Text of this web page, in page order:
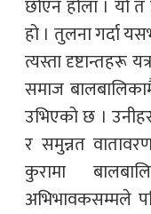
छोएन होला । यो त
हो । तुलना गर्दा
त्यस्ता दृष्टान्तहरू
समाज
उभिएको छ ।
र समुन्नत
कुरामा
अभिभावकसम्मले